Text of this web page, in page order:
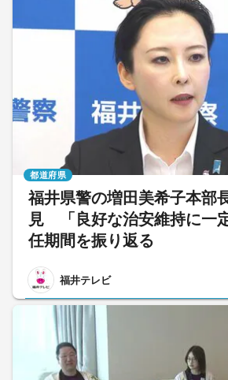
福井県警の増田美希子本部
見 「良好な治安維持に一
任期間を振り返る
福井テレビ
都道府県